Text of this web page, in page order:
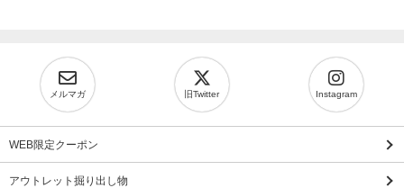
メルマガ 旧Twitter Instagram
WEB限定クーポン
アウトレット掘り出し物